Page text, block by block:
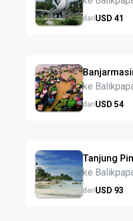
dariUSD 41
ke
dariUSD 54
Tanjung
ke
dariUSD 93